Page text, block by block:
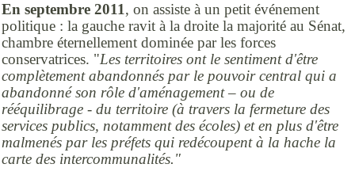
En septembre 2011, on assiste à un petit événement
politique : la gauche ravit à la droite la majorité au Sénat,
chambre éternellement dominée par les forces
conservatrices. "Les territoires ont le sentiment d'être
complètement abandonnés par le pouvoir central qui a
abandonné son rôle d'aménagement – ou de
rééquilibrage - du territoire (à travers la fermeture des
services publics, notamment des écoles) et en plus d'être
malmenés par les préfets qui redécoupent à la hache la
carte des intercommunalités."